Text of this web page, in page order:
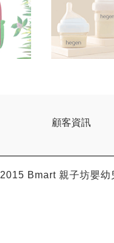
顧客資訊
2015 Bmart親子坊嬰幼